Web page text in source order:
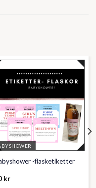
-flasketiketter
kr